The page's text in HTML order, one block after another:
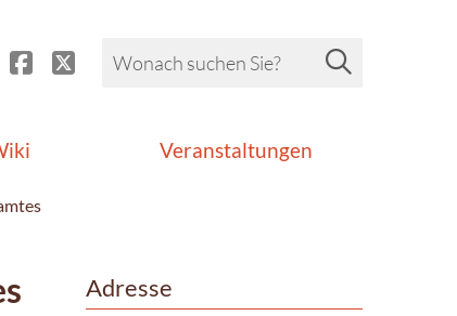
Veranstaltungen
Adresse